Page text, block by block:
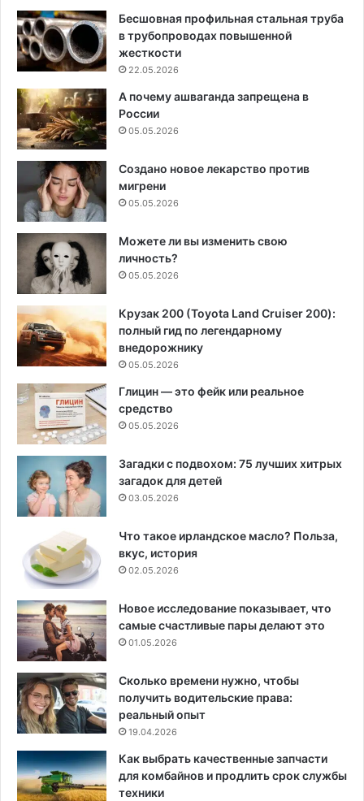
Бесшовная профильная стальная труба
в трубопроводах повышенной
жесткости
22.05.2026
А почему ашваганда запрещена в
России
05.05.2026
Создано новое лекарство против
мигрени
05.05.2026
Можете ли вы изменить свою
личность?
05.05.2026
Крузак 200 (Toyota Land Cruiser 200):
полный гид по легендарному
внедорожнику
05.05.2026
Глицин — это фейк или реальное
средство
05.05.2026
Загадки с подвохом: 75 лучших хитрых
загадок для детей
03.05.2026
Что такое ирландское масло? Польза,
вкус, история
02.05.2026
Новое исследование показывает, что
самые счастливые пары делают это
01.05.2026
Сколько времени нужно, чтобы
получить водительские права:
реальный опыт
19.04.2026
Как выбрать качественные запчасти
для комбайнов и продлить срок службы
техники